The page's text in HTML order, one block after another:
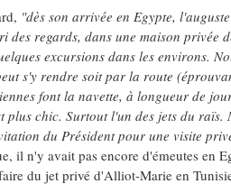
"dès son arrivée en Egypte,
des regards, dans une maison
excursions dans les environs.
s'y rendre soit par la route
font la navette, à longueur de
plus chic. Surtout l'un des jets du
du Président pour une visite
il n'y avait pas encore d'émeutes en
du jet privé d'Alliot-Marie en